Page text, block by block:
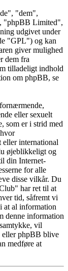
"dem",
"phpBB Limited",
udgivet under
"GPL") og kan
giver mulighed
dem fra
tilladeligt indhold
om phpBB, se
eller sexuelt
som er i strid med
international
øjeblikkeligt og
din Internet-
for alle
disse vilkår. Du
har ret til at
tid, såfremt vi
at al information
denne information
vil
eller phpBB blive
medføre at